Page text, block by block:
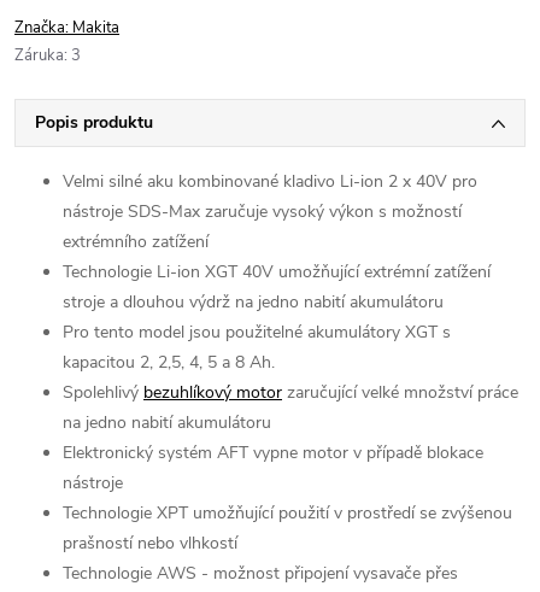
Značka: Makita
Záruka: 3
Popis produktu
Velmi silné aku kombinované kladivo Li-ion 2 x 40V pro
nástroje SDS-Max zaručuje vysoký výkon s možností
extrémního zatížení
Technologie Li-ion XGT 40V umožňující extrémní zatížení
stroje a dlouhou výdrž na jedno nabití akumulátoru
Pro tento model jsou použitelné akumulátory XGT s
kapacitou 2, 2,5, 4, 5 a 8 Ah.
Spolehlivý bezuhlíkový motor zaručující velké množství práce
na jedno nabití akumulátoru
Elektronický systém AFT vypne motor v případě blokace
nástroje
Technologie XPT umožňující použití v prostředí se zvýšenou
prašností nebo vlhkostí
Technologie AWS - možnost připojení vysavače přes